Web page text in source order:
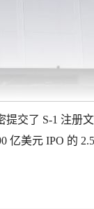
提交了 S-1 注
亿美元 IPO 的